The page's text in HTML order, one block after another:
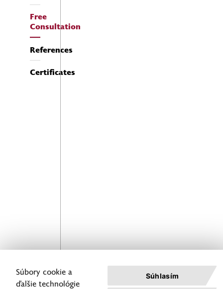
Súbory cookie a
ďalšie technológie
Súhlasím
Free
Consultation
References
Certificates
Predmet konzultácie